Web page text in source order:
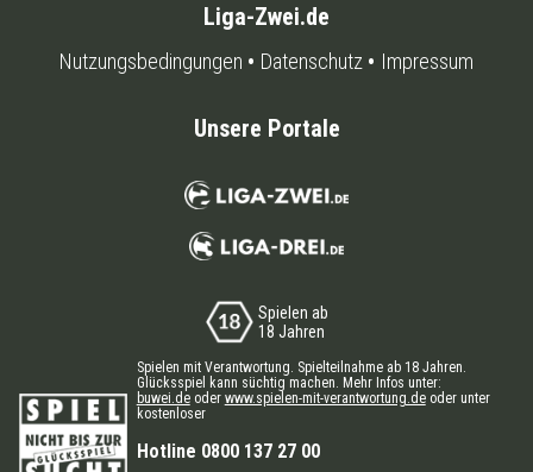
Liga-Zwei.de
Nutzungsbedingungen Datenschutz Impressum
Unsere Portale
Spielen ab
18 Jahren
Spielen mit Verantwortung. Spielteilnahme ab 18 Jahren.
Glücksspiel kann süchtig machen. Mehr Infos unter:
buwei.deoder www.spielen-mit-verantwortung.deoder unter
kostenloser
Hotline 0800 137 27 00